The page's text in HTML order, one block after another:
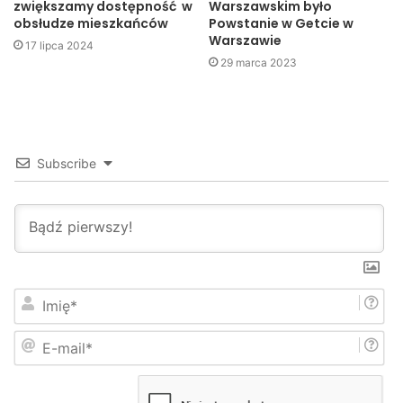
Zarówno młodzież jak i nauczyciele z podziwem wyrażali
się o profesjonalizmie prowadzących. Ciekawie
zwiększamy dostępność w
obsłudze mieszkańców
17 lipca 2024
Warszawskim było
Powstanie w Getcie w
Warszawie
29 marca 2023
Subscribe
i
m